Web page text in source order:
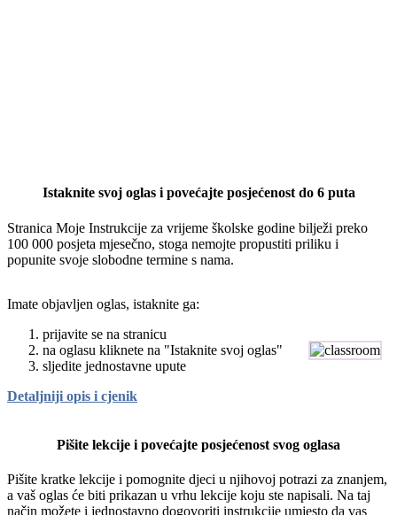
Istaknite svoj oglas i povećajte posjećenost do 6 puta
Stranica Moje Instrukcije za vrijeme školske godine bilježi preko
100 000 posjeta mjesečno, stoga nemojte propustiti priliku i
popunite svoje slobodne termine s nama.
Imate objavljen oglas, istaknite ga:
prijavite se na stranicu
na oglasu kliknete na "Istaknite svoj oglas"
sljedite jednostavne upute
Detaljniji opis i cjenik
Pišite lekcije i povećajte posjećenost svog oglasa
Pišite kratke lekcije i pomognite djeci u njihovoj potrazi za znanjem,
a vaš oglas će biti prikazan u vrhu lekcije koju ste napisali. Na taj
način možete i jednostavno dogovoriti instrukcije umjesto da vas